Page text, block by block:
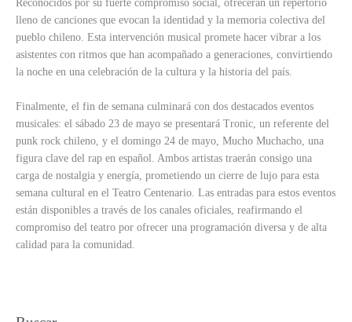
Reconocidos por su fuerte compromiso social, ofrecerán un repertorio
lleno de canciones que evocan la identidad y la memoria colectiva del
pueblo chileno. Esta intervención musical promete hacer vibrar a los
asistentes con ritmos que han acompañado a generaciones, convirtiendo
la noche en una celebración de la cultura y la historia del país.
Finalmente, el fin de semana culminará con dos destacados eventos
musicales: el sábado 23 de mayo se presentará Tronic, un referente del
punk rock chileno, y el domingo 24 de mayo, Mucho Muchacho, una
figura clave del rap en español. Ambos artistas traerán consigo una
carga de nostalgia y energía, prometiendo un cierre de lujo para esta
semana cultural en el Teatro Centenario. Las entradas para estos eventos
están disponibles a través de los canales oficiales, reafirmando el
compromiso del teatro por ofrecer una programación diversa y de alta
calidad para la comunidad.